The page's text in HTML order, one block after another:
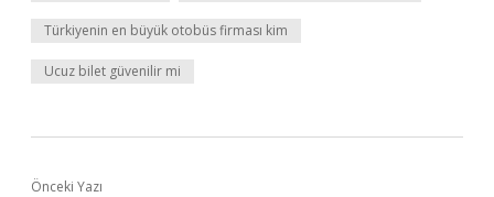
Türkiyenin en büyük otobüs firması kim
Ucuz bilet güvenilir mi
Önceki Yazı